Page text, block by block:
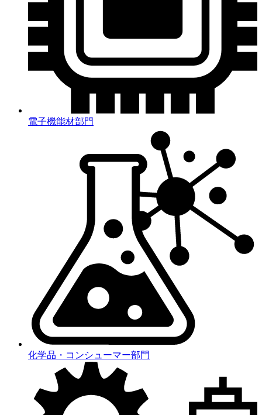
電子機能材部門
化学品・コンシューマー部門